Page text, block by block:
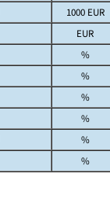
1000 EUR
EUR
%
%
%
%
%
%